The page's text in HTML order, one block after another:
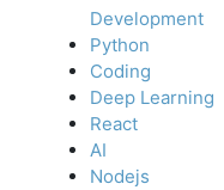
Development
Python
Coding
Deep Learning
React
AI
Nodejs